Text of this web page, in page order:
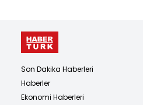
Son Dakika Haberleri
Haberler
Ekonomi Haberleri